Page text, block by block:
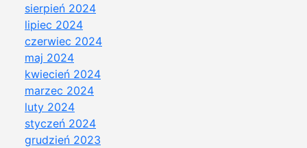
sierpień 2024
lipiec 2024
czerwiec 2024
maj 2024
kwiecień 2024
marzec 2024
luty 2024
styczeń 2024
grudzień 2023